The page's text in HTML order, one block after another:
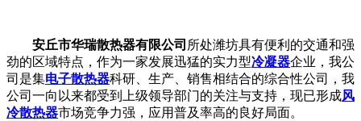
安丘市华瑞散热器有限公司 所处潍坊具有便利的交通和强
劲的区域特点，作为一家发展迅猛的实力型冷凝器企业，我公
司是集电子散热器科研、生产、销售相结合的综合性公司，我
公司一向以来都受到上级领导部门的关注与支持，现已形成风
冷散热器市场竞争力强，应用普及率高的良好局面。